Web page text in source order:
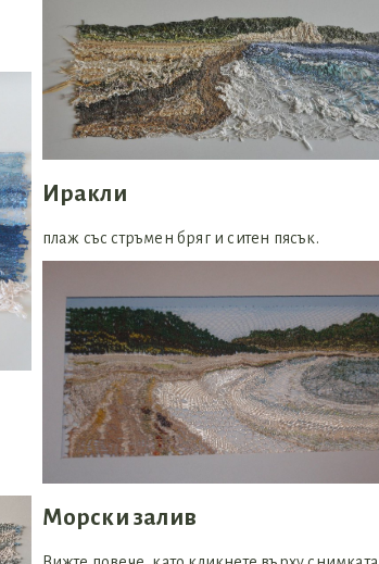
Иракли
плаж със стръмен бряг и ситен пясък.
Морски залив